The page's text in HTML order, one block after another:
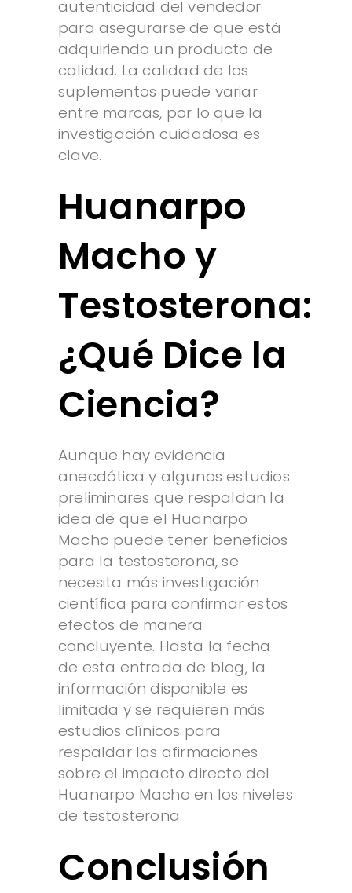
autenticidad del vendedor
para asegurarse de que está
adquiriendo un producto de
calidad. La calidad de los
suplementos puede variar
entre marcas, por lo que la
investigación cuidadosa es
clave.
Huanarpo
Macho y
Testosterona:
¿Qué Dice la
Ciencia?
Aunque hay evidencia
anecdótica y algunos estudios
preliminares que respaldan la
idea de que el Huanarpo
Macho puede tener beneficios
para la testosterona, se
necesita más investigación
científica para confirmar estos
efectos de manera
concluyente. Hasta la fecha
de esta entrada de blog, la
información disponible es
limitada y se requieren más
estudios clínicos para
respaldar las afirmaciones
sobre el impacto directo del
Huanarpo Macho en los niveles
de testosterona.
Conclusión